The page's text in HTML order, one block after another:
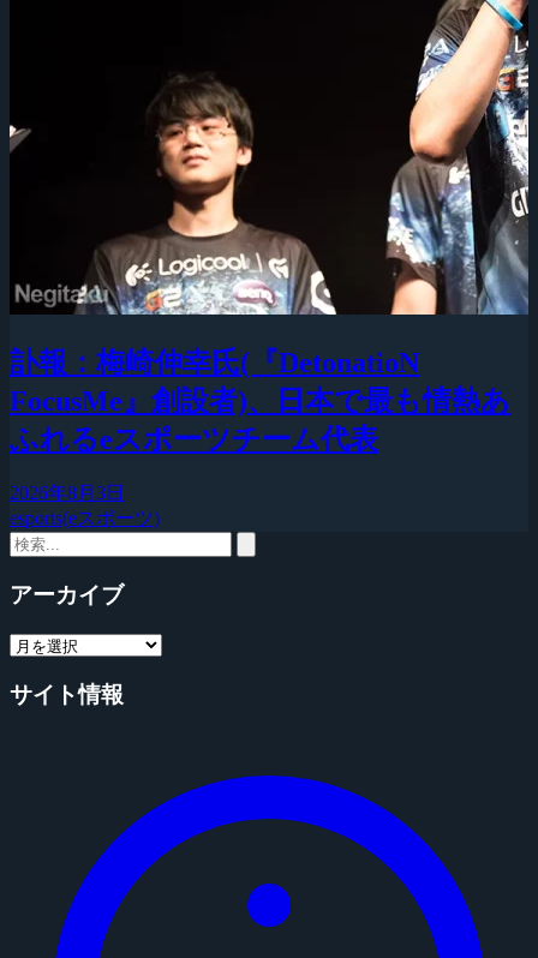
訃報：梅崎伸幸氏(『DetonatioN
FocusMe』創設者)、日本で最も情熱あ
ふれるeスポーツチーム代表
2026年8月3日
esports(eスポーツ)
アーカイブ
サイト情報